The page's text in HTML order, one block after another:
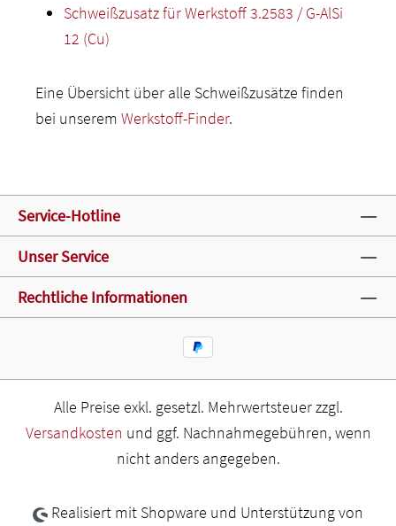
Schweißzusatz für Werkstoff 3.2583 / G-AlSi
12 (Cu)
Eine Übersicht über alle Schweißzusätze finden
bei unserem Werkstoff-Finder.
Service-Hotline
Unser Service
Rechtliche Informationen
Alle Preise exkl. gesetzl. Mehrwertsteuer zzgl.
Versandkosten und ggf. Nachnahmegebühren, wenn
nicht anders angegeben.
Realisiert mit Shopware und Unterstützung von